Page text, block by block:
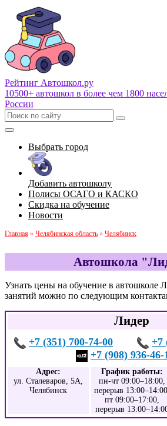
Рейтинг Автошкол.ру
10500+ автошкол в более чем 1800
России
Выбрать город
Добавить автошколу
Полисы ОСАГО и КАСКО
Скидка на обучение
Новости
Главная » Челябинская область » Челябинск
Автошкола
Узнать цены на обучение в автошколе
занятий можно по следующим
Лидер
+7 (351) 700-74-00
+7
+7 (908) 936-46-
Адрес:
ул. Сталеваров, 5А,
Челябинск
График работы:
пн-чт 09:00–18:00,
перерыв
пт 09:00–17:00,
перерыв